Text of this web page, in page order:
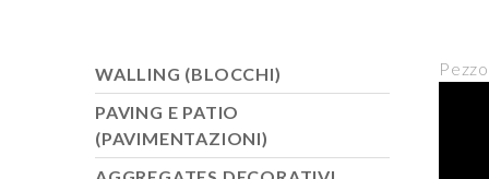
WALLING (BLOCCHI)
PAVING E PATIO
(PAVIMENTAZIONI)